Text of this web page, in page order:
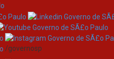
/governosp